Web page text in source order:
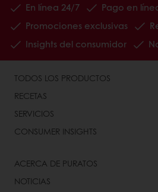
En línea 24/7
Pago en
Promociones exclusivas
Insights del consumidor
TODOS LOS PRODUCTOS
RECETAS
SERVICIOS
CONSUMER INSIGHTS
ACERCA DE PURATOS
NOTICIAS